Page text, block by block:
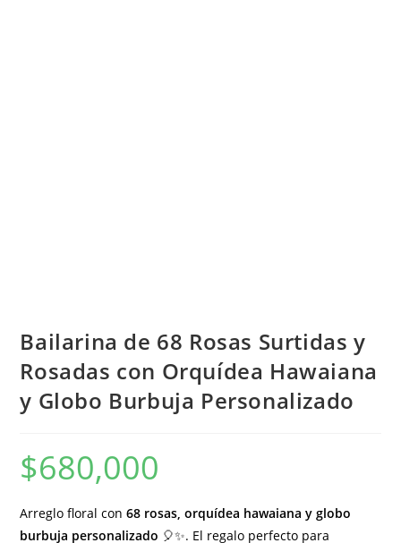
Bailarina de 68 Rosas Surtidas y
Rosadas con Orquídea Hawaiana
y Globo Burbuja Personalizado
$680,000
Arreglo floral con68 rosas, orquídea hawaiana y globo
burbuja personalizado 🎈✨. El regalo perfecto para